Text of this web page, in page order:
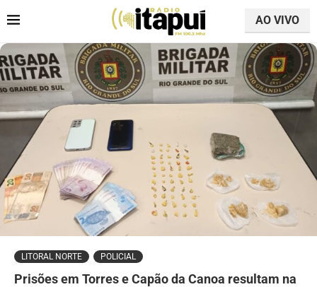
AO VIVO
LITORAL NORTE POLICIAL
Prisões em Torres e Capão da Canoa resultam na